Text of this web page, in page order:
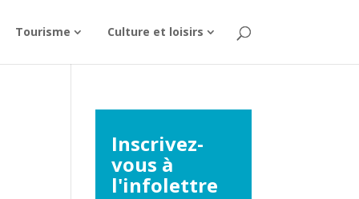
Tourisme Culture et loisirs
Inscrivez-
vous à
l'infolettre